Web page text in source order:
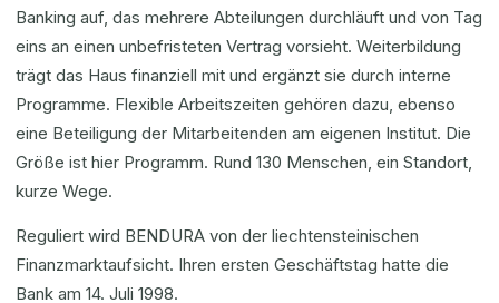
Banking auf, das mehrere Abteilungen durchläuft und von Tag
eins an einen unbefristeten Vertrag vorsieht. Weiterbildung
trägt das Haus finanziell mit und ergänzt sie durch interne
Programme. Flexible Arbeitszeiten gehören dazu, ebenso
eine Beteiligung der Mitarbeitenden am eigenen Institut. Die
Größe ist hier Programm. Rund 130 Menschen, ein Standort,
kurze Wege.
Reguliert wird BENDURA von der liechtensteinischen
Finanzmarktaufsicht. Ihren ersten Geschäftstag hatte die
Bank am 14. Juli 1998.